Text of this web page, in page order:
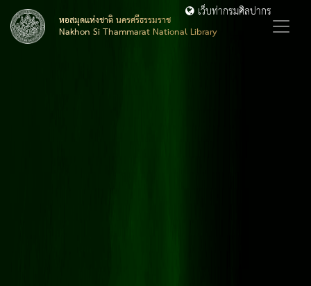
หอสมุดแห่งชาติ นครศรีธรรมราช
Nakhon Si Thammarat National Library
เว็บท่ากรมศิลปากร